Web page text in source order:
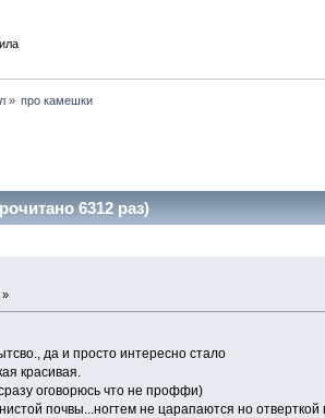
» про камешки
6312 раз)
»
да и просто интересно стало
красивая.
оговорюсь что не проффи)
почвы...ногтем не царапаются но